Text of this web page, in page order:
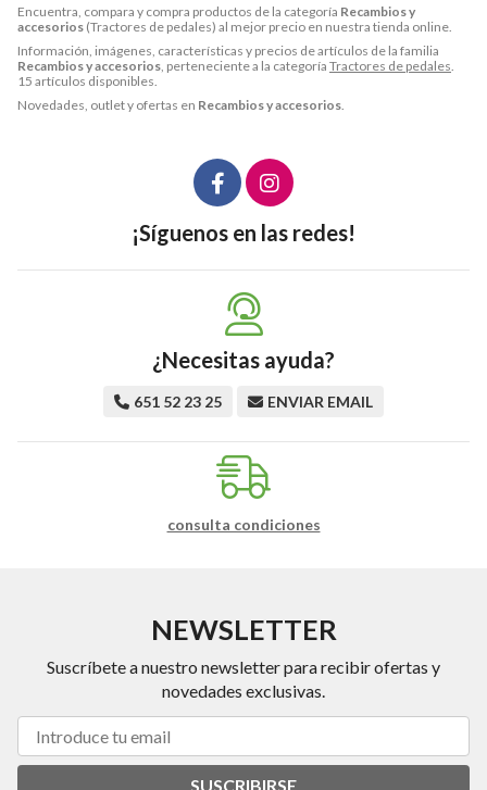
Encuentra, compara y compra productos de la categoría Recambios y
accesorios (Tractores de pedales) al mejor precio en nuestra tienda online.
Información, imágenes, características y precios de artículos de la familia
Recambios y accesorios, perteneciente a la categoría Tractores de pedales.
15 artículos disponibles.
Novedades, outlet y ofertas en Recambios y accesorios.
¡Síguenos en las redes!
¿Necesitas ayuda?
651 52 23 25 ENVIAR EMAIL
consulta condiciones
NEWSLETTER
Suscríbete a nuestro newsletter para recibir ofertas y
novedades exclusivas.
SUSCRIBIRSE